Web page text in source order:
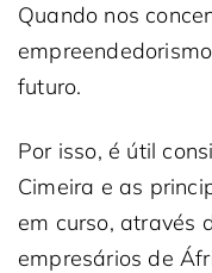
Quando nos
futuro.
Por isso, é útil
Cimeira e as
em curso, através
empresários de